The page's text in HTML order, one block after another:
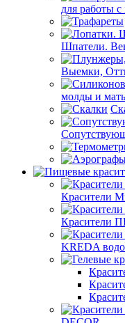
для работы с
Шпатели.
Выемки,
молды и
Красители
Красители
KREDA